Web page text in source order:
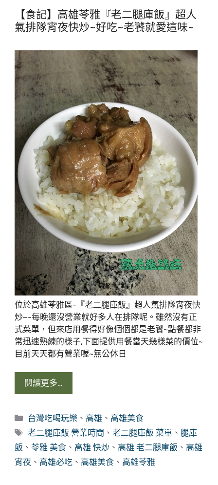
【食記】高雄苓雅『老二腿庫飯』超人
氣排隊宵夜快炒~好吃~老饕就愛這味~
位於高雄苓雅區-『老二腿庫飯』超人氣排隊宵夜快
炒~~每晚還沒營業就好多人在排隊呢。雖然沒有正
式菜單，但來店用餐得好像個個都是老饕~點餐都非
常迅速熟練的樣子,下面提供用餐當天幾樣菜的價位~
目前天天都有營業喔~無公休日
閱讀更多…
分
類
台灣吃喝玩樂 、 高雄 、 高雄美食
標
籤
老二腿庫飯 營業時間 、老二腿庫飯 菜單 、腿庫
飯 、 苓雅 美食 、 高雄 快炒 、 高雄 老二腿庫飯 、 高雄
宵夜 、 高雄必吃 、 高雄美食 、 高雄苓雅